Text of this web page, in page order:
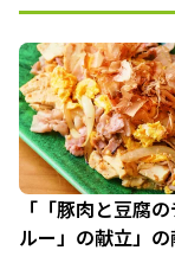
「「豚肉と豆腐
ルー」の献立」の